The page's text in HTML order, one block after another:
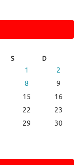
S D
1
2
8
9
15
16
22
23
29
30